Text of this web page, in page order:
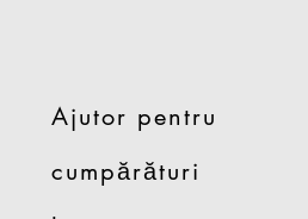
Ajutor pentru
cumpărături